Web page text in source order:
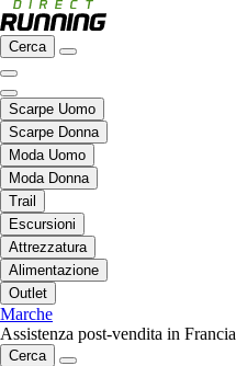
Cerca
Scarpe Uomo
Scarpe Donna
Moda Uomo
Moda Donna
Trail
Escursioni
Attrezzatura
Alimentazione
Outlet
Marche
Assistenza post-vendita in Francia
Cerca